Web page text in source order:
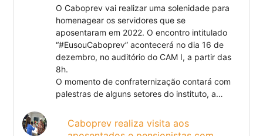
O Caboprev vai realizar uma solenidade para
homenagear os servidores que se
aposentaram em 2022. O encontro intitulado
“#EusouCaboprev” acontecerá no dia 16 de
dezembro, no auditório do CAM I, a partir das
8h.
O momento de confraternização contará com
palestras de alguns setores do instituto, a…
Caboprev realiza visita aos